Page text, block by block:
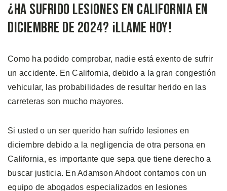
¿Ha Sufrido Lesiones en California en
Diciembre de 2024? ¡Llame Hoy!
Como ha podido comprobar, nadie está exento de sufrir
un accidente. En California, debido a la gran congestión
vehicular, las probabilidades de resultar herido en las
carreteras son mucho mayores.
Si usted o un ser querido han sufrido lesiones en
diciembre debido a la negligencia de otra persona en
California, es importante que sepa que tiene derecho a
buscar justicia. En Adamson Ahdoot contamos con un
equipo de abogados especializados en lesiones